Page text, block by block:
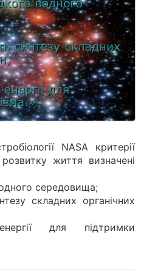
NASA критерії
життя визначені
середовища;
складних органічних
для підтримки